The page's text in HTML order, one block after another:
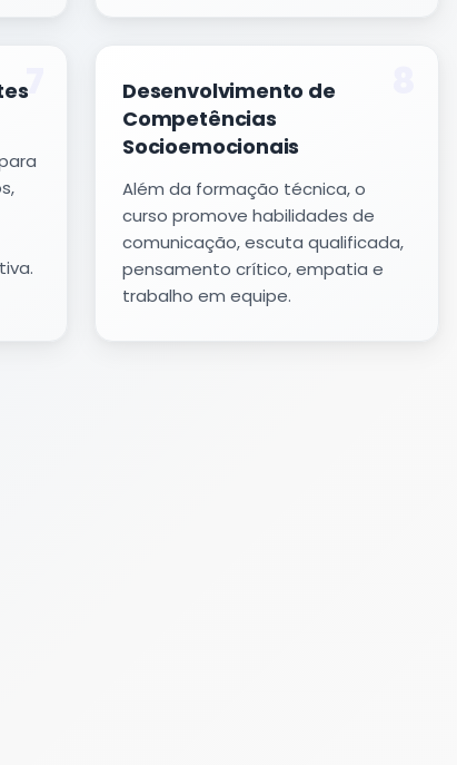
7
Desenvolvimento de
Competências
Socioemocionais
Além da formação técnica, o
curso promove habilidades de
comunicação, escuta qualificada,
pensamento crítico, empatia e
trabalho em equipe.